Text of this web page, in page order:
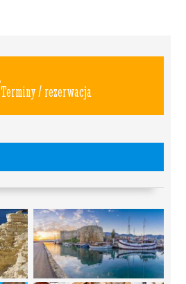
Terminy / rezerwacja